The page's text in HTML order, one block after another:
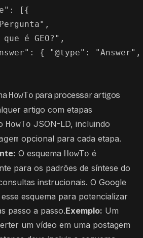
[{
que é GEO?",
{ "@type":
HowTo para processar artigos
artigo com etapas
HowTo JSON-LD, incluindo
opcional para cada etapa.
O esquema HowTo é
para os padrões de síntese do
instrucionais. O Google
esquema para potencializar
passo a passo.Exemplo: Um
um vídeo em uma postagem